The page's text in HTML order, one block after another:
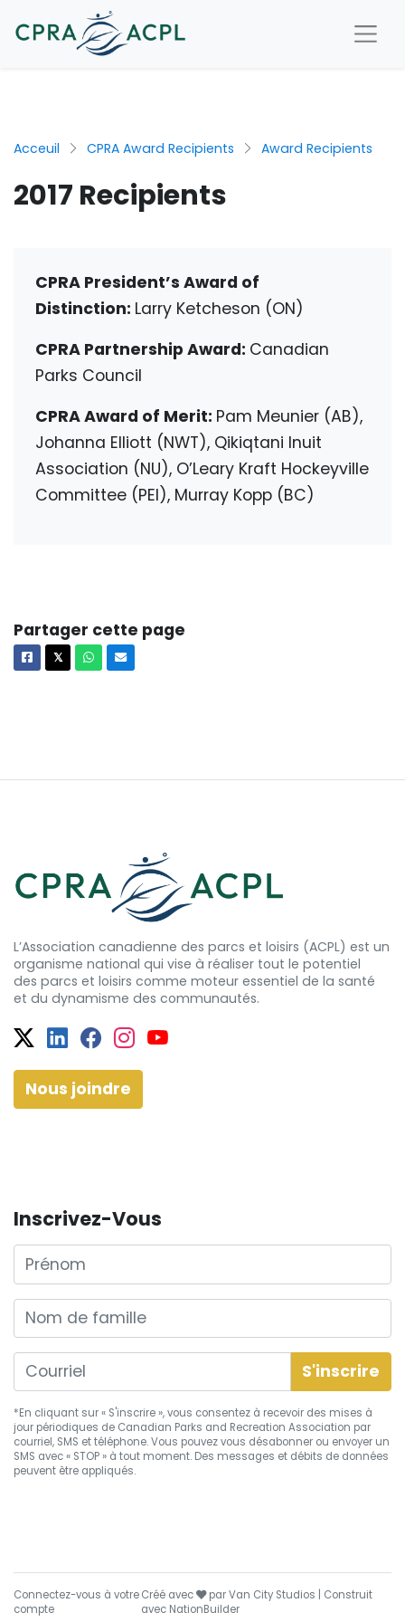
Acceuil CPRA Award Recipients Award Recipients
2017 Recipients
CPRA President’s Award of
Distinction: Larry Ketcheson (ON)
CPRA Partnership Award: Canadian
Parks Council
CPRA Award of Merit: Pam Meunier (AB),
Johanna Elliott (NWT), Qikiqtani Inuit
Association (NU), O’Leary Kraft Hockeyville
Committee (PEI), Murray Kopp (BC)
Partager cette page
Facebook
𝕏X Whatsapp
Courriel
L’Association canadienne des parcs et loisirs (ACPL) est un
organisme national qui vise à réaliser tout le potentiel
des parcs et loisirs comme moteur essentiel de la santé
et du dynamisme des communautés.
Twitter
Facebook
Facebook
Instagram
YouTube
Nous joindre
Inscrivez-Vous
Prénom
Nom de famille
*En cliquant sur « S'inscrire », vous consentez à recevoir des mises à
jour périodiques de Canadian Parks and Recreation Association par
courriel, SMS et téléphone. Vous pouvez vous désabonner ou envoyer un
SMS avec « STOP » à tout moment. Des messages et débits de données
peuvent être appliqués.
Connectez-vous à votre
compte
Créé avec soin
parVan City Studios | Construit
avec NationBuilder